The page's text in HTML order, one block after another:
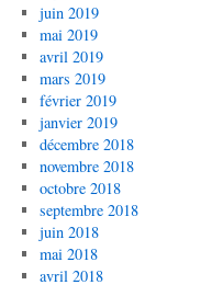
juin 2019
mai 2019
avril 2019
mars 2019
février 2019
janvier 2019
décembre 2018
novembre 2018
octobre 2018
septembre 2018
juin 2018
mai 2018
avril 2018